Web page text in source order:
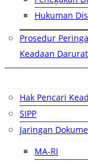
Hukuman
Prosedur
Keadaan Darurat
Hak Pencari
SIPP
Jaringan
MA-RI